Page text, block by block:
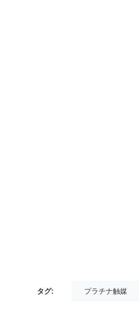
タグ: プラチナ触媒